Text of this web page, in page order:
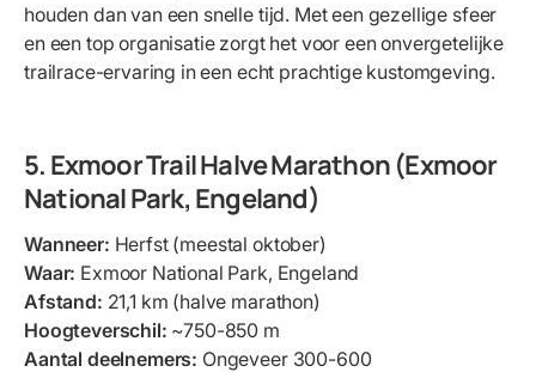
houden dan van een snelle tijd. Met een gezellige sfeer
en een top organisatie zorgt het voor een onvergetelijke
trailrace-ervaring in een echt prachtige kustomgeving.
5. Exmoor Trail Halve Marathon (Exmoor
National Park, Engeland)
Wanneer: Herfst (meestal oktober)
Waar: Exmoor National Park, Engeland
Afstand: 21,1 km (halve marathon)
Hoogteverschil: ~750-850 m
Aantal deelnemers: Ongeveer 300-600